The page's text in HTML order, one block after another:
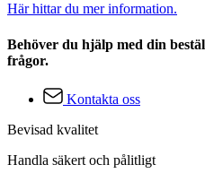
Här hittar du mer information.
Behöver du hjälp med din
frågor.
Kontakta oss
Bevisad kvalitet
Handla säkert och pålitligt